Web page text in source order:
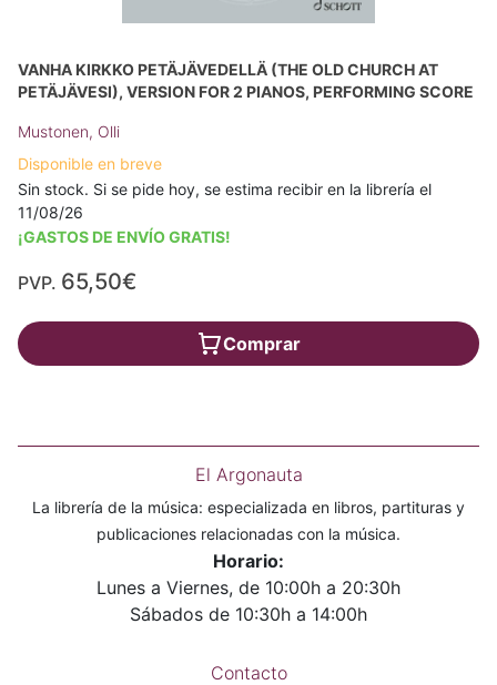
VANHA KIRKKO PETÄJÄVEDELLÄ (THE OLD CHURCH AT
PETÄJÄVESI), VERSION FOR 2 PIANOS, PERFORMING SCORE
Mustonen, Olli
Disponible en breve
Sin stock. Si se pide hoy, se estima recibir en la librería el
11/08/26
¡GASTOS DE ENVÍO GRATIS!
PVP. 65,50€
Comprar
El Argonauta
La librería de la música: especializada en libros, partituras y
publicaciones relacionadas con la música.
Horario:
Lunes a Viernes, de 10:00h a 20:30h
Sábados de 10:30h a 14:00h
Contacto